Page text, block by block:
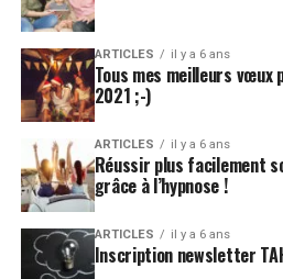
ARTICLES il y a 6 ans
Tous mes meilleurs vœux
2021 ;-)
ARTICLES il y a 6 ans
Réussir plus facilement
grâce à l’hypnose !
ARTICLES il y a 6 ans
Inscription newsletter